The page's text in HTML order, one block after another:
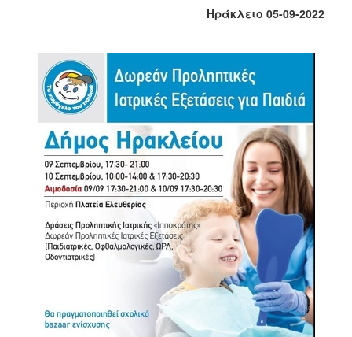
Απασχόλησης
Παιδιών
(Κ.Δ.Α.Π.)
Κέντρα
Ημερήσιας
Φροντίδας
Ηλικιωμένων
(Κ.Η.Φ.Η.)
Κ.Δ.Α.Π.Α.μεΑ.
Αδειοδότηση
&
Έλεγχος
Δημοτικό
Ιατρείο
Ηράκλειο 05-09-2022